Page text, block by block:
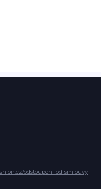
odstoupeni-od-smlouvy